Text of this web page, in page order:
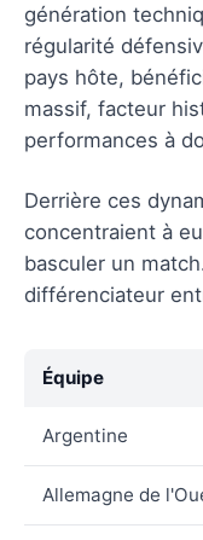
génération
régularité
pays hôte,
massif, facteur
performances à
Derrière ces
concentraient à
basculer un
différenciateur
Équipe
Argentine
Allemagne de